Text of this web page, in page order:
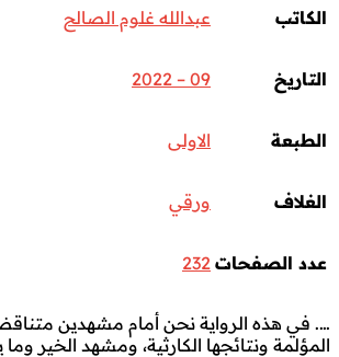
الكاتب عبدالله غلوم الصالح
التاريخ 09 – 2022
الطبعة الاولى
الغلاف ورقي
عدد الصفحات 232
…. في هذه الرواية نحن أمام مشهدين
المؤلمة ونتائجها الكارثية، ومشهد الخير